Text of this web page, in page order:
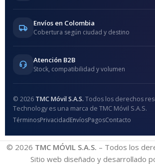
Envíos en Colombia
Cobertura según ciudad y destino
Atención B2B
Stock, compatibilidad y volumen
© 2026 TMC Móvil S.A.S. Todos los derechos
Technology es una marca de TMC Móvil S.A.S.
TérminosPrivacidadEnvíosPagosContacto
© 2026 TMC MÓVIL S.A.S. – Todos los
Sitio web diseñado y desarrollado